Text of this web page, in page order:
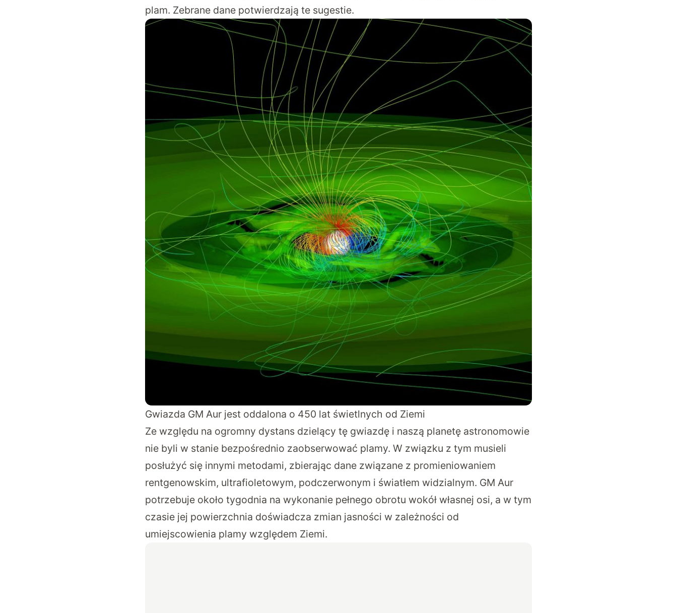
plam. Zebrane dane potwierdzają te sugestie.
Gwiazda GM Aur jest oddalona o 450 lat świetlnych od Ziemi
Ze względu na ogromny dystans dzielący tę gwiazdę i naszą planetę astronomowie
nie byli w stanie bezpośrednio zaobserwować plamy. W związku z tym musieli
posłużyć się innymi metodami, zbierając dane związane z promieniowaniem
rentgenowskim, ultrafioletowym, podczerwonym i światłem widzialnym. GM Aur
potrzebuje około tygodnia na wykonanie pełnego obrotu wokół własnej osi, a w tym
czasie jej powierzchnia doświadcza zmian jasności w zależności od
umiejscowienia plamy względem Ziemi.